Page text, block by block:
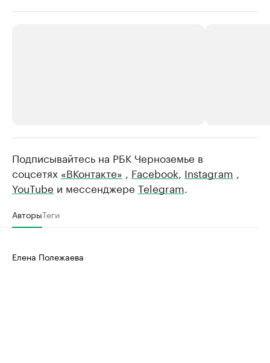
Делитесь новостями бизнеса на РБК
Управляйте страницей компании и развивайте личные
Крупнейшие
Подписывайтесь на РБК Черноземье в
соцсетях «ВКонтакте» Facebook Instagram
YouTube и мессенджере Telegram
АвторыТеги
Елена Полежаева